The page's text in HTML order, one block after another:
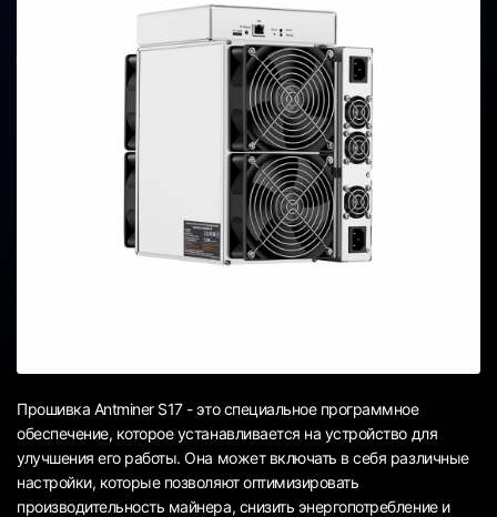
Прошивка Antminer S17 - это специальное программное
обеспечение, которое устанавливается на устройство для
улучшения его работы. Она может включать в себя различные
настройки, которые позволяют оптимизировать
производительность майнера, снизить энергопотребление и